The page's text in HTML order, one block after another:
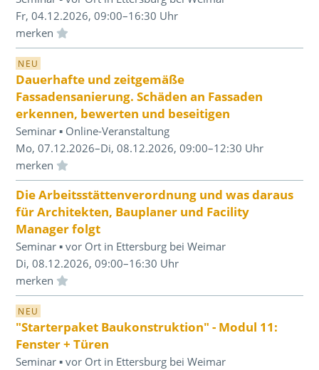
Fr, 04.12.2026, 09:00–16:30 Uhr
Einloggen und Merkliste benutzen
NEU
Dauerhafte und zeitgemäße
Fassadensanierung. Schäden an Fassaden
erkennen, bewerten und beseitigen
Seminar ▪ Online-Veranstaltung
Mo, 07.12.2026–Di, 08.12.2026, 09:00–12:30 Uhr
Einloggen und Merkliste benutzen
Die Arbeitsstättenverordnung und was daraus
für Architekten, Bauplaner und Facility
Manager folgt
Seminar ▪ vor Ort in Ettersburg bei Weimar
Di, 08.12.2026, 09:00–16:30 Uhr
Einloggen und Merkliste benutzen
NEU
"Starterpaket Baukonstruktion" - Modul 11:
Fenster + Türen
Seminar ▪ vor Ort in Ettersburg bei Weimar